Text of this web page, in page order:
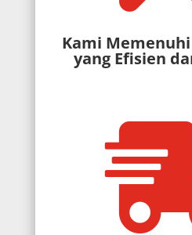
Kami
yang Efisien